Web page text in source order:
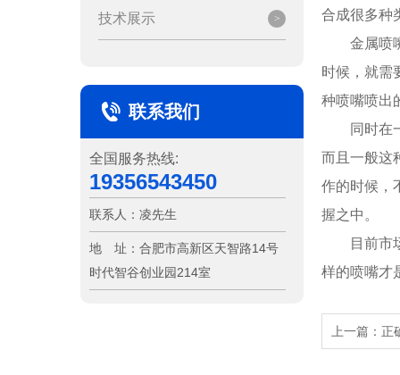
技术展示
联系我们
全国服务热线:
19356543450
联系人： 凌先生
地 址： 合肥市高新区天智路14号
时代智谷创业园214室
合成很多种
金属喷
时候，就需
种喷嘴喷出
同时在
而且一般这
作的时候，
握之中。
目前市
样的喷嘴才
上一篇： 正